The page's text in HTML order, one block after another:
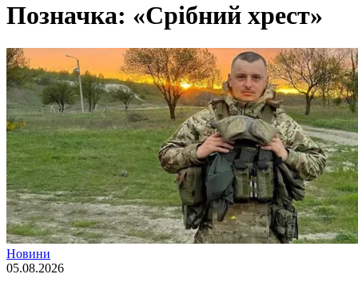
Позначка: «Срібний хрест»
Новини
05.08.2026